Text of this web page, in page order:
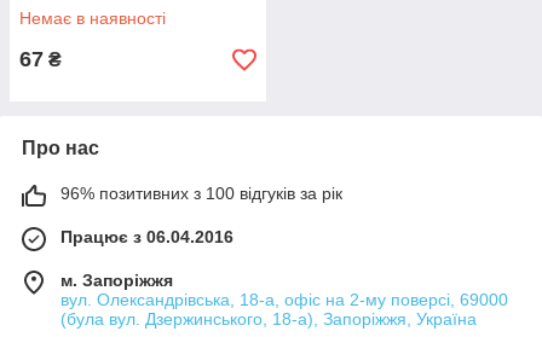
Немає в наявності
67 ₴
Про нас
96% позитивних з 100 відгуків за рік
Працює з 06.04.2016
м. Запоріжжя
вул. Олександрівська, 18-а, офіс на 2-му поверсі, 69000
(була вул. Дзержинського, 18-а), Запоріжжя, Україна